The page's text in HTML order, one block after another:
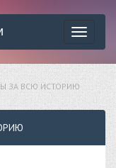
Toggle
ЗА ВСЮ ИСТОРИЮ